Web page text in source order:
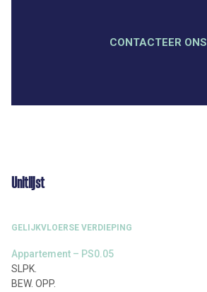
CONTACTEER ONS
Unitlijst
GELIJKVLOERSE VERDIEPING
Appartement – PS0.05